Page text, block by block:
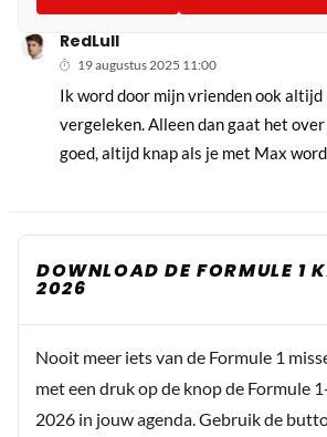
RedLull
19 augustus 2025 11:00
Ik word door mijn vrienden ook
vergeleken. Alleen dan gaat het
goed, altijd knap als je met Max
DOWNLOAD DE FORMULE 1
2026
Nooit meer iets van de Formule 1
met een druk op de knop de Formule
2026 in jouw agenda. Gebruik de